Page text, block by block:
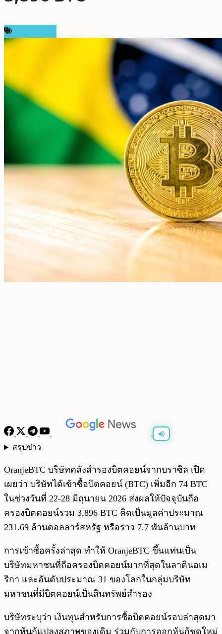
สรุปข่าว
OranjeBTC บริษัทคลังสำรองบิตคอยน์จากบราซิล เปิด
เผยว่า บริษัทได้เข้าซื้อบิตคอยน์ (BTC) เพิ่มอีก 74 BTC
ในช่วงวันที่ 22-28 มิถุนายน 2026 ส่งผลให้ปัจจุบันถือ
ครองบิตคอยน์รวม 3,896 BTC คิดเป็นมูลค่าประมาณ
231.69 ล้านดอลลาร์สหรัฐ หรือราว 7.7 พันล้านบาท
การเข้าซื้อครั้งล่าสุด ทำให้ OranjeBTC ขึ้นแท่นเป็น
บริษัทมหาชนที่ถือครองบิตคอยน์มากที่สุดในลาตินอเม
ริกา และอันดับประมาณ 31 ของโลกในกลุ่มบริษัท
มหาชนที่มีบิตคอยน์เป็นสินทรัพย์สำรอง
บริษัทระบุว่า เงินทุนสำหรับการซื้อบิตคอยน์รอบล่าสุดมา
จากหุ้นกู้แปลงสภาพของเดิม ร่วมกับการออกหุ้นกู้ชุดใหม่